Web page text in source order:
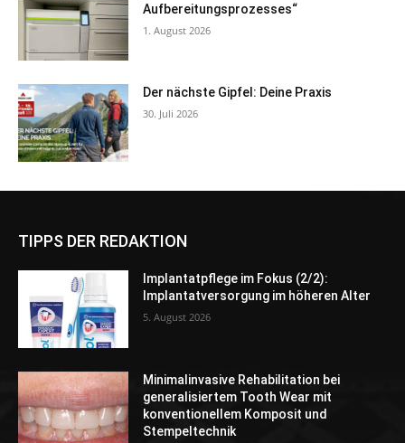
Aufbereitungsprozesses“
1. August 2026
Der nächste Gipfel: Deine Praxis
30. Juli 2026
TIPPS DER REDAKTION
Implantatpflege im Fokus (2/2):
Implantatversorgung im höheren Alter
5. August 2026
Minimalinvasive Rehabilitation bei
generalisiertem Tooth Wear mit
konventionellem Komposit und
Stempeltechnik